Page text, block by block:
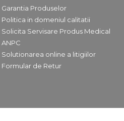
Garantia Produselor
Politica in domeniul calitatii
Solicita Servisare Produs Medical
ANPC
Solutionarea online a litigiilor
Formular de Retur